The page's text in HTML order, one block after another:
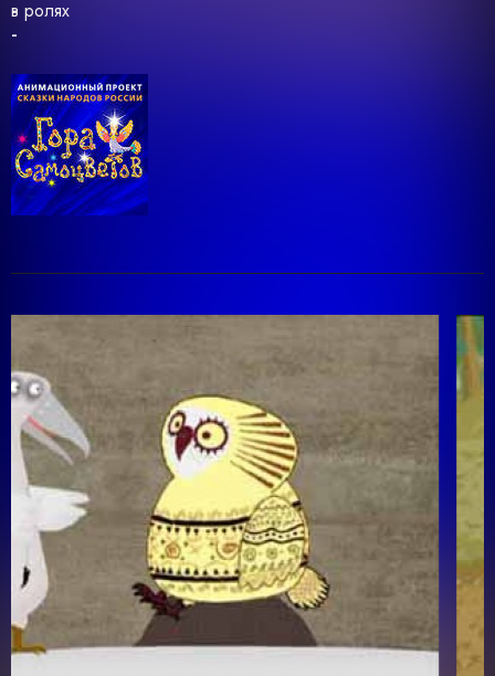
в ролях
-